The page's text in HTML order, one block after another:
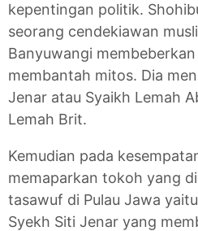
kepentingan politik.
seorang cendekiawan
Banyuwangi
membantah mitos. Dia
Jenar atau Syaikh Lemah
Lemah Brit.
Kemudian pada
memaparkan tokoh yang
tasawuf di Pulau Jawa
Syekh Siti Jenar yang